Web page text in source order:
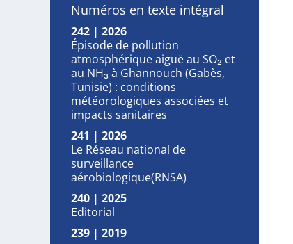
Numéros en texte intégral
242 | 2026
Épisode de pollution
atmosphérique aiguë au SO₂ et
au NH₃ à Ghannouch (Gabès,
Tunisie) : conditions
météorologiques associées et
impacts sanitaires
241 | 2026
Le Réseau national de
surveillance
aérobiologique(RNSA)
240 | 2025
Editorial
239 | 2019